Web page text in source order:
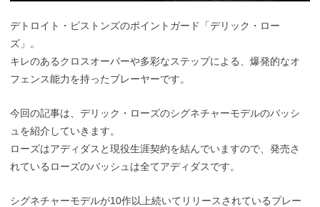
デトロイト・ピストンズのポイントガード「デリック・ロー
ズ」。
キレのあるクロスオーバーや多彩なステップによる、爆発的なオ
フェンス能力を持ったプレーヤーです。
今回の記事は、デリック・ローズのシグネチャーモデルのバッシ
ュを紹介していきます。
ローズはアディダスと現役生涯契約を結んでいますので、発売さ
れているローズのバッシュは全てアディダスです。
シグネチャーモデルが10作以上続いてリリースされているプレー